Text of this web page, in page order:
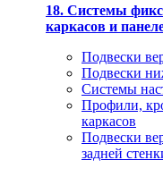
18. Системы
каркасов и
Подвески
Подвески
Системы
Профили,
каркасов
Подвески
задней